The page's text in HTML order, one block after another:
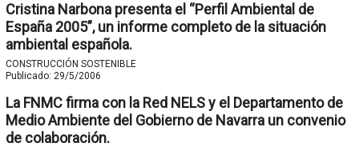
Cristina Narbona presenta el “Perfil Ambiental de
España 2005”, un informe completo de la situación
ambiental española.
CONSTRUCCIÓN SOSTENIBLE
Publicado: 29/5/2006
La FNMC firma con la Red NELS y el Departamento de
Medio Ambiente del Gobierno de Navarra un convenio
de colaboración.